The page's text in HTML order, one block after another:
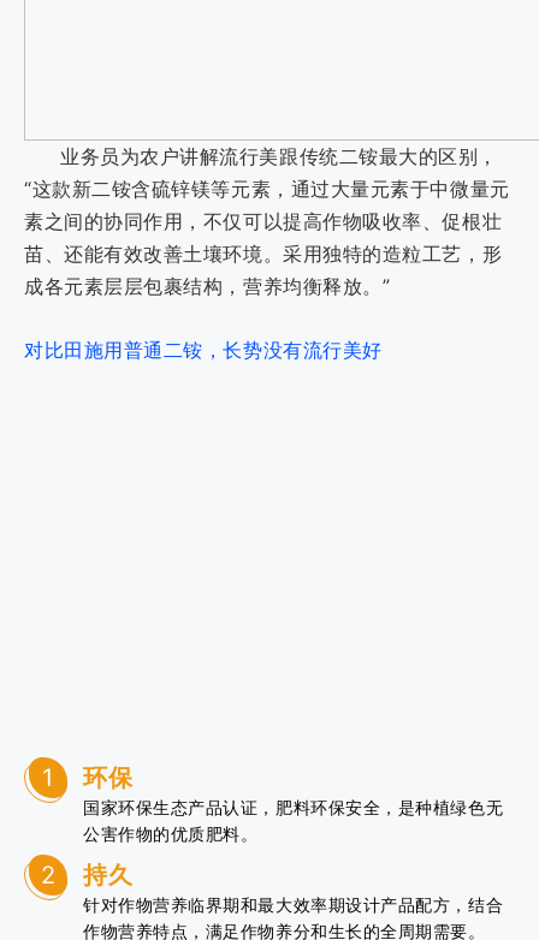
业务员为农户讲解流行美跟传统二铵最大的区别，
“这款新二铵含硫锌镁等元素，通过大量元素于中微量元
素之间的协同作用，不仅可以提高作物吸收率、促根壮
苗、还能有效改善土壤环境。采用独特的造粒工艺，形
成各元素层层包裹结构，营养均衡释放。”
对比田施用普通二铵，长势没有流行美好
1 环保
国家环保生态产品认证，肥料环保安全，是种植绿色无
公害作物的优质肥料。
2 持久
针对作物营养临界期和最大效率期设计产品配方，结合
作物营养特点，满足作物养分和生长的全周期需要。